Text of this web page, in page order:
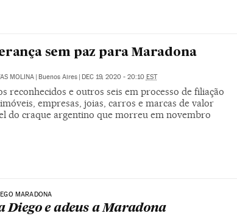
sem paz para Maradona
MOLINA | Buenos Aires | DEC 19, 2020 - 20:10 EST
reconhecidos e outros seis em processo de filiação
empresas, joias, carros e marcas de valor
do craque argentino que morreu em novembro
MARADONA
Diego e adeus a Maradona